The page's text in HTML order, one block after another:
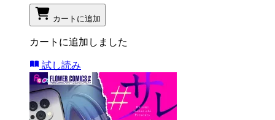
カートに追加
カートに追加しました
試し読み